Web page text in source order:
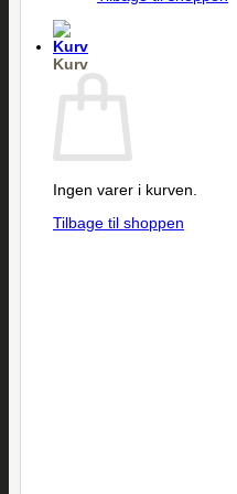
Kurv
Ingen varer i kurven.
Tilbage til shoppen